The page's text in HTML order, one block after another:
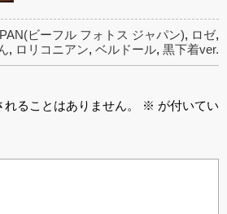
ビーフル フォトス ジャパン), ロゼ,
, ロリコニアン, ベルドール, 黒下着ver.
ることはありません。 ※ が付いてい